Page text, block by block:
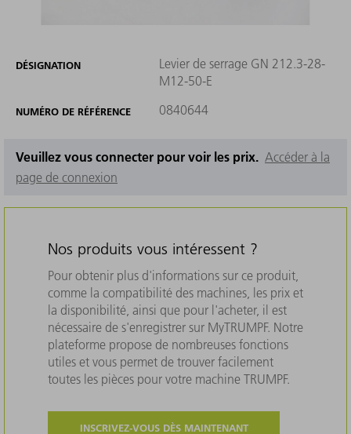
DÉSIGNATION
Levier de serrage GN 212.3-28-
M12-50-E
NUMÉRO DE RÉFÉRENCE 0840644
Veuillez vous connecter pour voir les prix. Accéder à la
page de connexion
Nos produits vous intéressent ?
Pour obtenir plus d'informations sur ce produit,
comme la compatibilité des machines, les prix et
la disponibilité, ainsi que pour l'acheter, il est
nécessaire de s'enregistrer sur MyTRUMPF. Notre
plateforme propose de nombreuses fonctions
utiles et vous permet de trouver facilement
toutes les pièces pour votre machine TRUMPF.
INSCRIVEZ-VOUS DÈS MAINTENANT